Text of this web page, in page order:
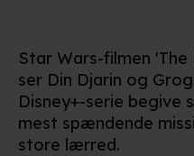
Star Wars-filmen
ser Din Djarin og
Disney+-serie begive
mest spændende
store lærred.